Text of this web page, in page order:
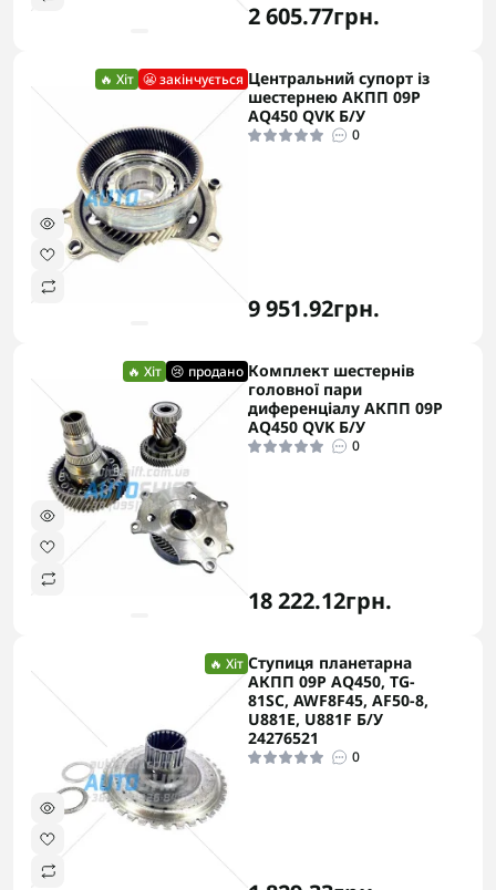
2 605.77грн.
🔥 Хіт 😬 закінчується Центральний супорт із
шестернею АКПП 09P
AQ450 QVK Б/У
0
9 951.92грн.
🔥 Хіт 😢 продано Комплект шестернів
головної пари
диференціалу АКПП 09P
AQ450 QVK Б/У
0
18 222.12грн.
🔥 Хіт Ступиця планетарна
АКПП 09P AQ450, TG-
81SC, AWF8F45, AF50-8,
U881E, U881F Б/У
24276521
0